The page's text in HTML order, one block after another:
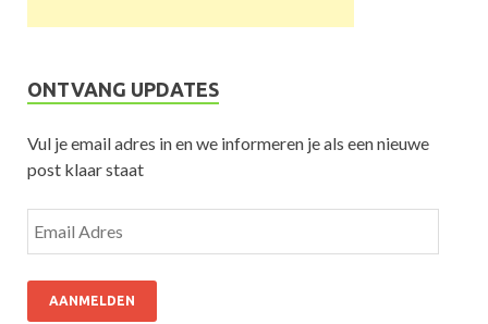
ONTVANG UPDATES
Vul je email adres in en we informeren je als een nieuwe
post klaar staat
AANMELDEN